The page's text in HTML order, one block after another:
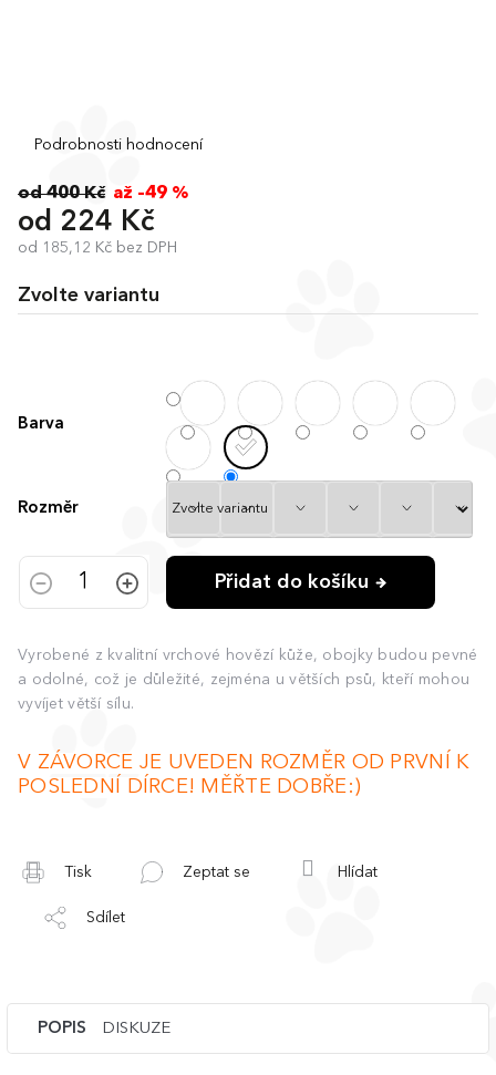
Průměrné
produktu
0,0
z
hvězdiček.
Podrobnosti hodnocení
od 400 Kč až –49 %
od 224 Kč
od 185,12 Kč bez DPH
Zvolte variantu
Barva
Rozměr
Přidat do košíku
Vyrobené z kvalitní vrchové hovězí kůže, obojky budou pevné
a odolné, což je důležité, zejména u větších psů, kteří mohou
vyvíjet větší sílu.
V ZÁVORCE JE UVEDEN ROZMĚR OD PRVNÍ K
POSLEDNÍ DÍRCE! MĚŘTE DOBŘE:)
Tisk Zeptat se Hlídat
Sdílet
POPIS DISKUZE